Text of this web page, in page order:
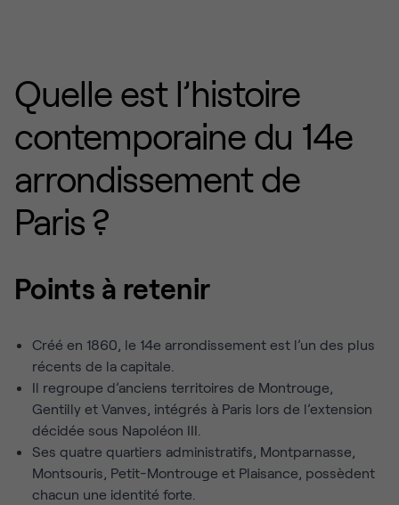
Quelle est l’histoire
contemporaine du 14e
arrondissement de
Paris ?
Points à retenir
Créé en 1860, le 14e arrondissement est l’un des plus
récents de la capitale.
Il regroupe d’anciens territoires de Montrouge,
Gentilly et Vanves, intégrés à Paris lors de l’extension
décidée sous Napoléon III.
Ses quatre quartiers administratifs, Montparnasse,
Montsouris, Petit-Montrouge et Plaisance, possèdent
chacun une identité forte.